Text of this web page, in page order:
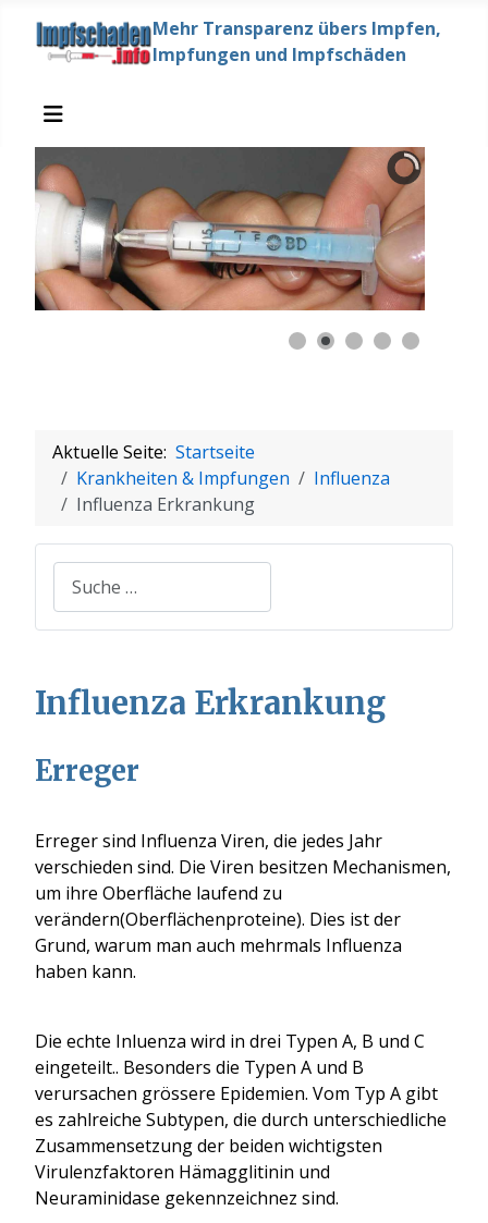
Mehr Transparenz übers Impfen,
Impfungen und Impfschäden
Aktuelle Seite: Startseite
Krankheiten & Impfungen
Influenza
Influenza Erkrankung
Suchen
Influenza Erkrankung
Erreger
Erreger sind Influenza Viren, die jedes Jahr
verschieden sind. Die Viren besitzen Mechanismen,
um ihre Oberfläche laufend zu
verändern(Oberflächenproteine). Dies ist der
Grund, warum man auch mehrmals Influenza
haben kann.
Die echte Inluenza wird in drei Typen A, B und C
eingeteilt.. Besonders die Typen A und B
verursachen grössere Epidemien. Vom Typ A gibt
es zahlreiche Subtypen, die durch unterschiedliche
Zusammensetzung der beiden wichtigsten
Virulenzfaktoren Hämagglitinin und
Neuraminidase gekennzeichnez sind.